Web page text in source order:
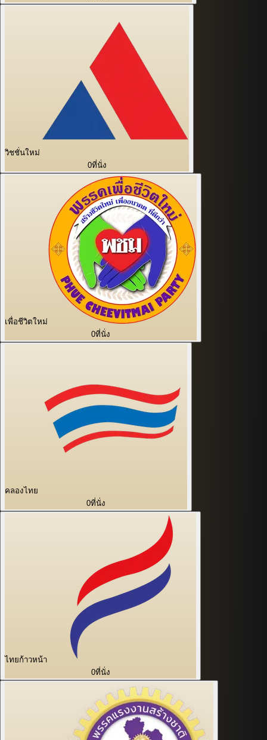
วิชชั่นใหม่
0ที่นั่ง
เพื่อชีวิตใหม่
0ที่นั่ง
คลองไทย
0ที่นั่ง
ไทยก้าวหน้า
0ที่นั่ง